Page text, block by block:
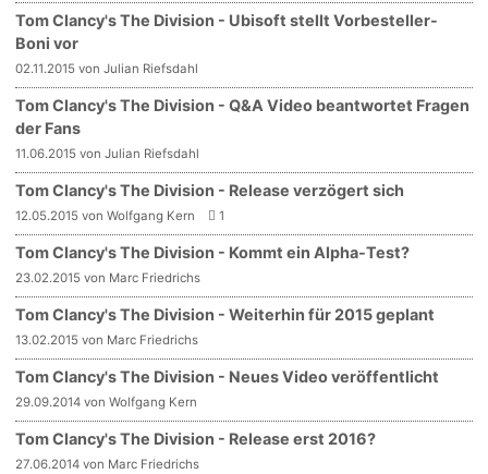
Tom Clancy's The Division - Ubisoft stellt Vorbesteller-
Boni vor
02.11.2015 von Julian Riefsdahl
Tom Clancy's The Division - Q&A Video beantwortet Fragen
der Fans
11.06.2015 von Julian Riefsdahl
Tom Clancy's The Division - Release verzögert sich
12.05.2015 von Wolfgang Kern 1
Tom Clancy's The Division - Kommt ein Alpha-Test?
23.02.2015 von Marc Friedrichs
Tom Clancy's The Division - Weiterhin für 2015 geplant
13.02.2015 von Marc Friedrichs
Tom Clancy's The Division - Neues Video veröffentlicht
29.09.2014 von Wolfgang Kern
Tom Clancy's The Division - Release erst 2016?
27.06.2014 von Marc Friedrichs